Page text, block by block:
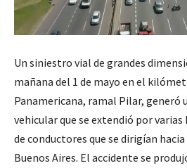
Un siniestro vial de grandes
mañana del 1 de mayo en el
Panamericana, ramal Pilar, generó
vehicular que se extendió por
de conductores que se dirigían
Buenos Aires. El accidente se